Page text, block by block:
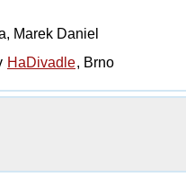
Marek Daniel
HaDivadle, Brno